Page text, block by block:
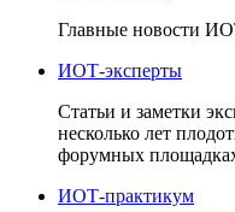
Главные новости
ИОТ-эксперты
Статьи и заметки
несколько лет
форумных
ИОТ-практикум